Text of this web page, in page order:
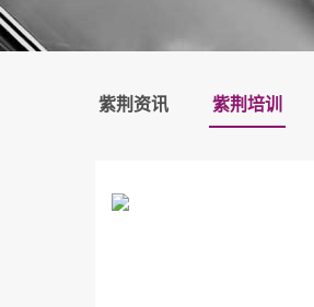
紫荆资讯 紫荆培训